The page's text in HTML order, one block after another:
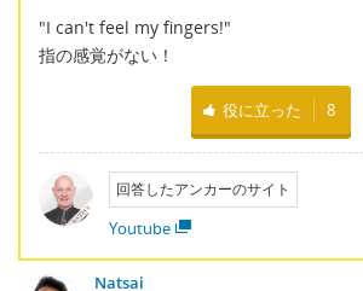
"I can't feel my fingers!"
指の感覚がない！
役に立った 8
回答したアンカーのサイト
Youtube
Natsai